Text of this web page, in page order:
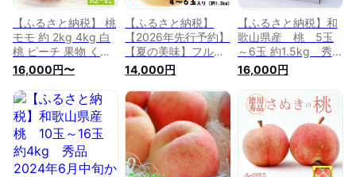
【ふるさと納税】 桃
モモ 約 2kg 4kg 白
桃 ピーチ 果物 くだ
もの フルーツ 果実
飯山の桃 ふるさと納
税 スイーツ デザー
ト ケーキ ジュース
ゼリー アイス シャ
ーベット ジェラート
ふるさと納税桃 ふる
さと納税モモ 家庭用
16,000円〜
【ふるさと納税】
【2026年先行予約】
【夏の美味】フルー
ツ王国 和歌山の桃 4
～6玉(約1.5kg) ｜ も
も モモ 桃 国産 フル
ーツ 果物 果実 お取
り寄せ ギフト デザ
ート スイーツ 贈り
物
14,000円
【ふるさと納税】和
歌山県産 桃 5玉
～6玉 約1.5kg 秀
品 2024年6月中旬
から2024年8月下旬
発送予定 | 桃 モモ 果
物 秀品 くだもの フ
ルーツ 果実 旬の果
物 旬のフルーツ プ
レゼント ギフト 贈
り物 贈答品 贈答用
16,000円